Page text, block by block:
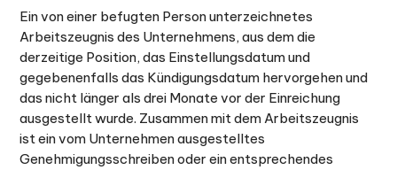
Ein von einer befugten Person unterzeichnetes
Arbeitszeugnis des Unternehmens, aus dem die
derzeitige Position, das Einstellungsdatum und
gegebenenfalls das Kündigungsdatum hervorgehen und
das nicht länger als drei Monate vor der Einreichung
ausgestellt wurde. Zusammen mit dem Arbeitszeugnis
ist ein vom Unternehmen ausgestelltes
Genehmigungsschreiben oder ein entsprechendes